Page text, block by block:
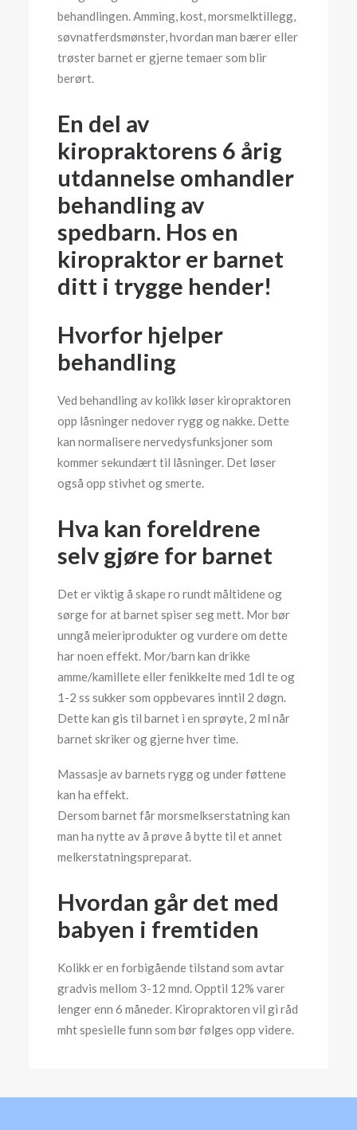
behandlingen. Amming, kost, morsmelktillegg,
søvnatferdsmønster, hvordan man bærer eller
trøster barnet er gjerne temaer som blir
berørt.
En del av
kiropraktorens 6 årig
utdannelse omhandler
behandling av
spedbarn. Hos en
kiropraktor er barnet
ditt i trygge hender!
Hvorfor hjelper
behandling
Ved behandling av kolikk løser kiropraktoren
opp låsninger nedover rygg og nakke. Dette
kan normalisere nervedysfunksjoner som
kommer sekundært til låsninger. Det løser
også opp stivhet og smerte.
Hva kan foreldrene
selv gjøre for barnet
Det er viktig å skape ro rundt måltidene og
sørge for at barnet spiser seg mett. Mor bør
unngå meieriprodukter og vurdere om dette
har noen effekt. Mor/barn kan drikke
amme/kamillete eller fenikkelte med 1dl te og
1-2 ss sukker som oppbevares inntil 2 døgn.
Dette kan gis til barnet i en sprøyte, 2 ml når
barnet skriker og gjerne hver time.
Massasje av barnets rygg og under føttene
kan ha effekt.
Dersom barnet får morsmelkserstatning kan
man ha nytte av å prøve å bytte til et annet
melkerstatningspreparat.
Hvordan går det med
babyen i fremtiden
Kolikk er en forbigående tilstand som avtar
gradvis mellom 3-12 mnd. Opptil 12% varer
lenger enn 6 måneder. Kiropraktoren vil gi råd
mht spesielle funn som bør følges opp videre.